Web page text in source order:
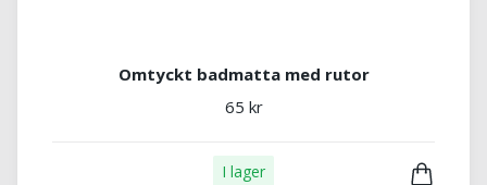
Omtyckt badmatta med rutor
65 kr
I lager